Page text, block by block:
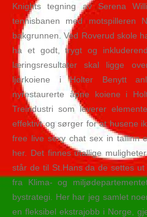
Knights tegning av Serena
tennisbanen med motspilleren
bakgrunnen. Ved Roverud skole
ha et godt, trygt og
læringsresultater skal ligge
ljørkoiene i Holter Benytt
nyrestaurerte åpne koiene i
Treindustri som leverer
effektivt og sørger for at husene
free live sexy chat sex in tallinn
her. Det finnes utallige
står de til St.Hans da de settes
fra Klima- og
bystrategi. Her har jeg samlet
en fleksibel ekstrajobb i Norge,